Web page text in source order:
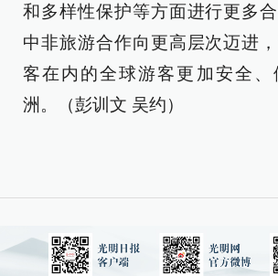
和多样性保护等方面进行更多
中非旅游合作向更高层次迈进
客在内的全球游客更加安全、
洲。（彭训文 吴约）